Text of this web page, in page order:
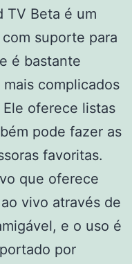
TV Beta é um
suporte para
é bastante
complicados
oferece listas
pode fazer as
favoritas.
que oferece
vivo através de
e o uso é
por